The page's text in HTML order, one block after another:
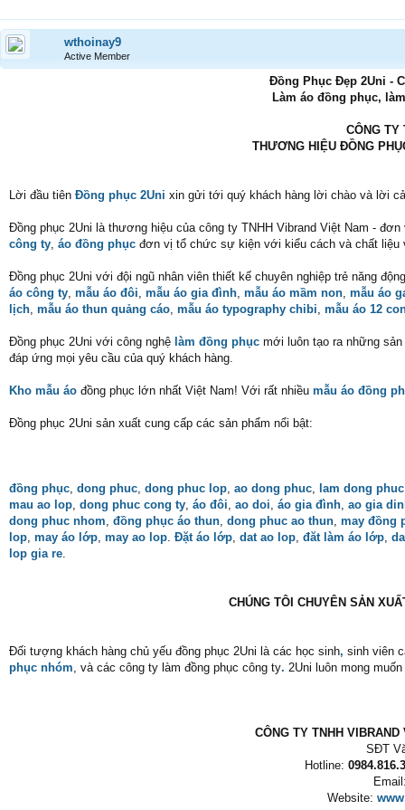
wthoinay9
Active Member
Đồng Phục Đẹp 2Uni -
Làm áo đồng phục,
CÔNG TY
THƯƠNG HIỆU ĐỒNG
Lời đầu tiên Đồng phục 2Uni xin gửi tới quý khách hàng lời chào và lời
Đồng phục 2Uni là thương hiệu của công ty TNHH Vibrand Việt Nam -
công ty, áo đồng phục đơn vị tổ chức sự kiện với kiểu cách và chất liệu
Đồng phục 2Uni với đội ngũ nhân viên thiết kế chuyên nghiệp trẻ năng
áo công ty, mẫu áo đôi, mẫu áo gia đình, mẫu áo mầm non, mẫu áo
lịch, mẫu áo thun quảng cáo, mẫu áo typography chibi, mẫu áo 12
Đồng phục 2Uni với công nghệ làm đồng phục mới luôn tạo ra những
đáp ứng mọi yêu cầu của quý khách hàng.
Kho mẫu áo đồng phục lớn nhất Việt Nam! Với rất nhiều mẫu áo đồng
Đồng phục 2Uni sản xuất cung cấp các sản phẩm nổi bật:
đồng phục, dong phuc, dong phuc lop, ao dong phuc, lam dong phuc
mau ao lop, dong phuc cong ty, áo đôi, ao doi, áo gia đình, ao gia
dong phuc nhom, đồng phục áo thun, dong phuc ao thun, may đồng
lop, may áo lớp, may ao lop. Đặt áo lớp, dat ao lop, đăt làm áo lớp,
lop gia re.
CHÚNG TÔI CHUYÊN SẢN
Đối tượng khách hàng chủ yếu đồng phục 2Uni là các học sinh, sinh viên
phục nhóm, và các công ty làm đồng phục công ty. 2Uni luôn mong
CÔNG TY TNHH
SĐT
Hotline:
Website: